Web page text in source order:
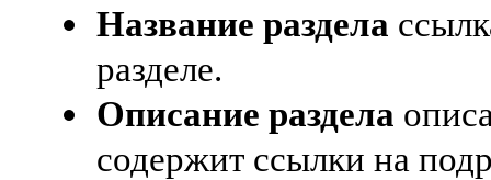
Название раздела
разделе.
Описание раздела
содержит ссылки на